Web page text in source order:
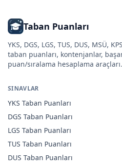
Taban Puanları
YKS, DGS, LGS, TUS, DUS, MSÜ,
taban puanları, kontenjanlar,
puan/sıralama hesaplama araçları.
SINAVLAR
YKS Taban Puanları
DGS Taban Puanları
LGS Taban Puanları
TUS Taban Puanları
DUS Taban Puanları